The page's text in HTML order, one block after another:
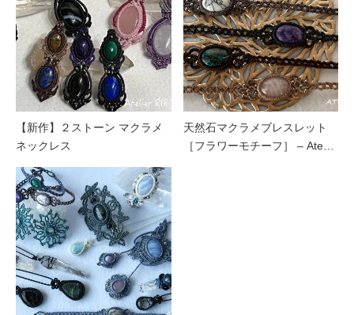
【新作】２ストーン マクラメ
ネックレス
天然石マクラメブレスレット
［フラワーモチーフ］ – Ate…